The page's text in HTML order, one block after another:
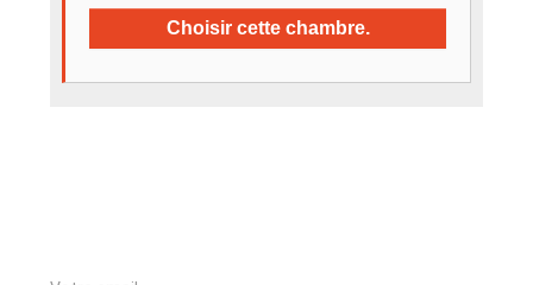
Choisir cette chambre.